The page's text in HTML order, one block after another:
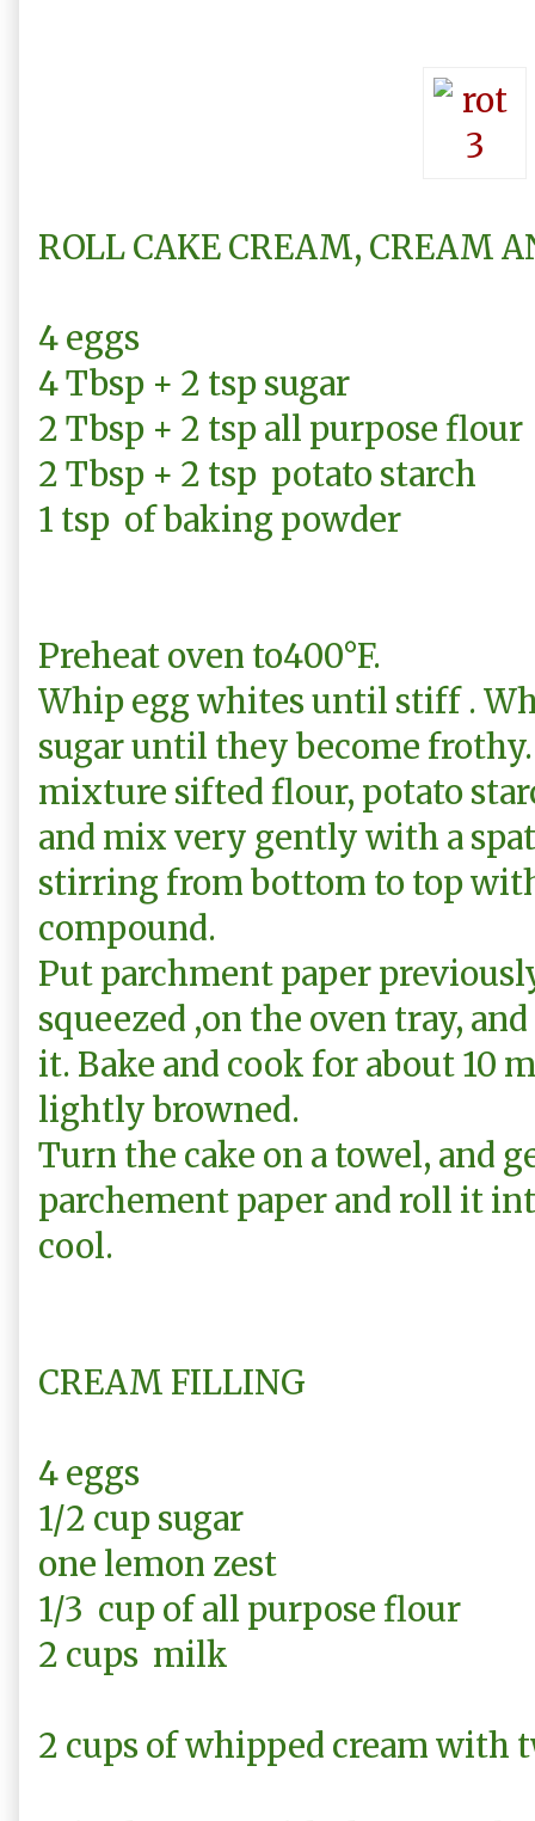
ROLL CAKE CREAM, CREAM
4 eggs
4 Tbsp + 2 tsp sugar
2 Tbsp + 2 tsp all purpose flour
2 Tbsp + 2 tsp potato starch
1 tsp of baking powder
Preheat oven to400°F.
Whip egg whites until stiff .
sugar until they become
mixture sifted flour, potato
and mix very gently with a
stirring from bottom to top
compound.
Put parchment paper
squeezed ,on the oven tray,
it. Bake and cook for about 10
lightly browned.
Turn the cake on a towel, and
parchement paper and roll it
cool.
CREAM FILLING
4 eggs
1/2 cup sugar
one lemon zest
1/3 cup of all purpose flour
2 cups milk
2 cups of whipped cream with